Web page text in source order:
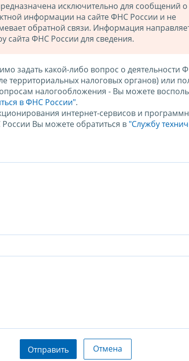
исключительно для сообщений о
информации на сайте ФНС России и не
обратной связи. Информация
сайта ФНС России для сведения.
задать какой-либо вопрос о деятельности
территориальных налоговых органов) или
налогообложения - Вы можете
в ФНС России".
интернет-сервисов и
Вы можете обратиться в "Службу
Отправить Отмена